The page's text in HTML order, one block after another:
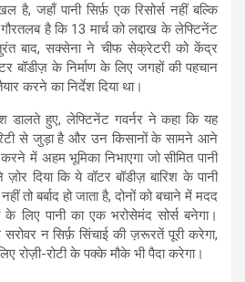
है, जहाँ पानी सिर्फ़ एक रिसोर्स नहीं बल्कि
है कि 13 मार्च को लद्दाख के लेफ्टिनेंट
बाद, सक्सेना ने चीफ सेक्रेटरी को केंद्र
बॉडीज़ के निर्माण के लिए जगहों की पहचान
करने का निर्देश दिया था।
डालते हुए, लेफ्टिनेंट गवर्नर ने कहा कि यह
से जुड़ा है और उन किसानों के सामने आने
करने में अहम भूमिका निभाएगा जो सीमित पानी
दिया कि ये वॉटर बॉडीज़ बारिश के पानी
तो बर्बाद हो जाता है, दोनों को बचाने में मदद
लिए पानी का एक भरोसेमंद सोर्स बनेगा।
सरोवर न सिर्फ़ सिंचाई की ज़रूरतें पूरी करेगा,
रोज़ी-रोटी के पक्के मौके भी पैदा करेगा।